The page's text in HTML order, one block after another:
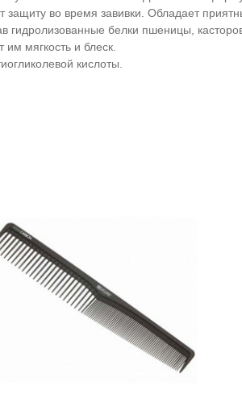
защиту во время завивки. Обладает
гидролизованные белки пшеницы,
мягкость и блеск.
кислоты.